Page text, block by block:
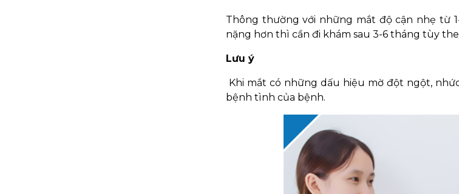
Thông thường với những mắt độ cận nhẹ từ
nặng hơn thì cần đi khám sau 3-6 tháng tùy
Lưu ý
Khi mắt có những dấu hiệu mờ đột ngột,
bệnh tình của bệnh.